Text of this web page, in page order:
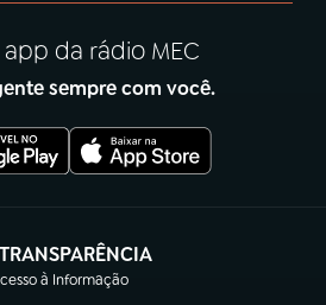
app da rádio MEC
sempre com você.
TRANSPARÊNCIA
à Informação
(abre em nova aba)